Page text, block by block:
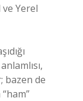
ve Yerel
bazen de